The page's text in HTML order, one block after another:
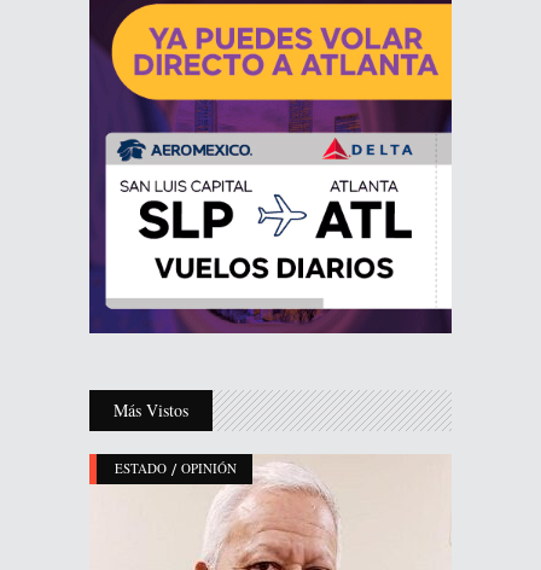
Más Vistos
ESTADO / OPINIÓN